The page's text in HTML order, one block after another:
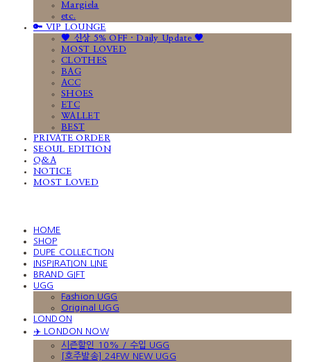
Margiela
etc.
🔑 VIP LOUNGE
🤎 신상 5% OFF · Daily Update 🤎
MOST LOVED
CLOTHES
BAG
ACC
SHOES
ETC
WALLET
BEST
PRIVATE ORDER
SEOUL EDITION
Q&A
NOTICE
MOST LOVED
HOME
SHOP
DUPE COLLECTION
INSPIRATION LINE
BRAND GIFT
UGG
Fashion UGG
Original UGG
LONDON
✈️ LONDON NOW
시즌할인 10% / 수입 UGG
[호주발송] 24FW NEW UGG